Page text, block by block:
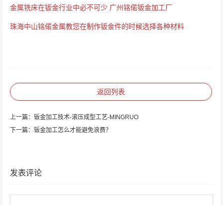
金属铣床在钣金行业中必不可少 广州铭偌钣金加工厂
珠海中山铭偌金属教您在制作钣金件的时候选择各种材料
返回列表
上一篇： 钣金加工技术-滚压成型工艺-MINGRUO
下一篇： 钣金加工怎么才能避免浪费？
发表评论